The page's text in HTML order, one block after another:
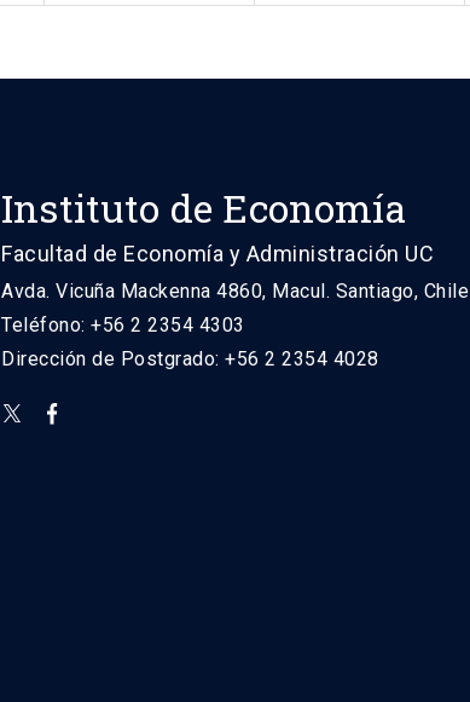
Instituto de Economía
Facultad de Economía y Administración UC
Avda. Vicuña Mackenna 4860, Macul. Santiago, Chile
Teléfono: +56 2 2354 4303
Dirección de Postgrado: +56 2 2354 4028